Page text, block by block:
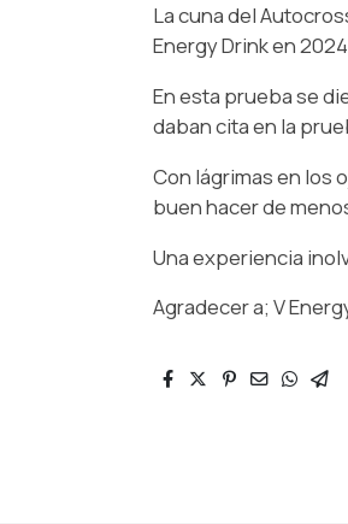
La cuna del
Energy Drink en
En esta prueba se
daban cita en la
Con lágrimas en los
buen hacer de
Una experiencia
Agradecer a; V